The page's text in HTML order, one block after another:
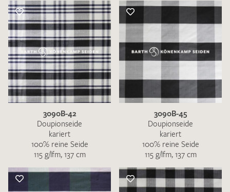
3090B-42
Doupionseide
kariert
100% reine Seide
115 g/lfm, 137 cm
3090B-45
Doupionseide
kariert
100% reine Seide
115 g/lfm, 137 cm